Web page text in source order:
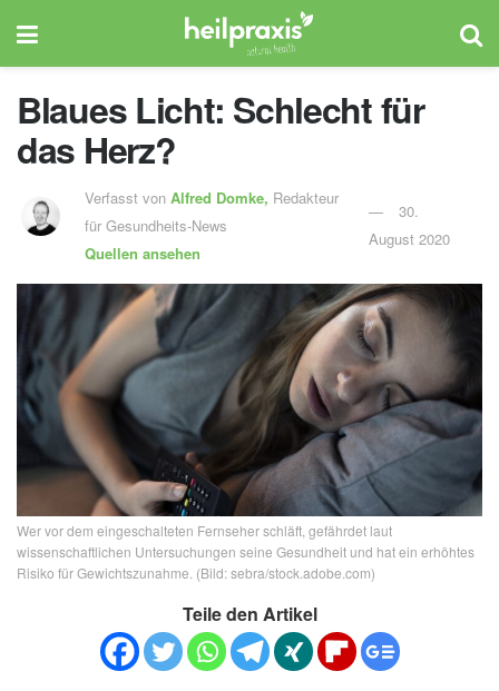
Blaues Licht: Schlecht für
das Herz?
Verfasst von Alfred Domke, Redakteur
für Gesundheits-News
Quellen ansehen
30.
August 2020
Wer vor dem eingeschalteten Fernseher schläft, gefährdet laut
wissenschaftlichen Untersuchungen seine Gesundheit und hat ein erhöhtes
Risiko für Gewichtszunahme. (Bild: sebra/stock.adobe.com)
Teile den Artikel